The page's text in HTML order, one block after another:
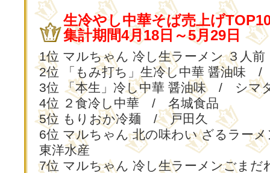
生冷やし中華そば売上げ
集計期間4月18日～5月29日
1位 マルちゃん 冷し生ラーメン ３人
2位 「もみ打ち」生冷し中華 醤油味
3位 「本生」冷し中華 醤油味 / シマ
4位 ２食冷し中華 / 名城食品
5位 もりおか冷麺 / 戸田久
6位 マルちゃん 北の味わい ざるラ
東洋水産
7位 マルちゃん 冷し生ラーメンごま